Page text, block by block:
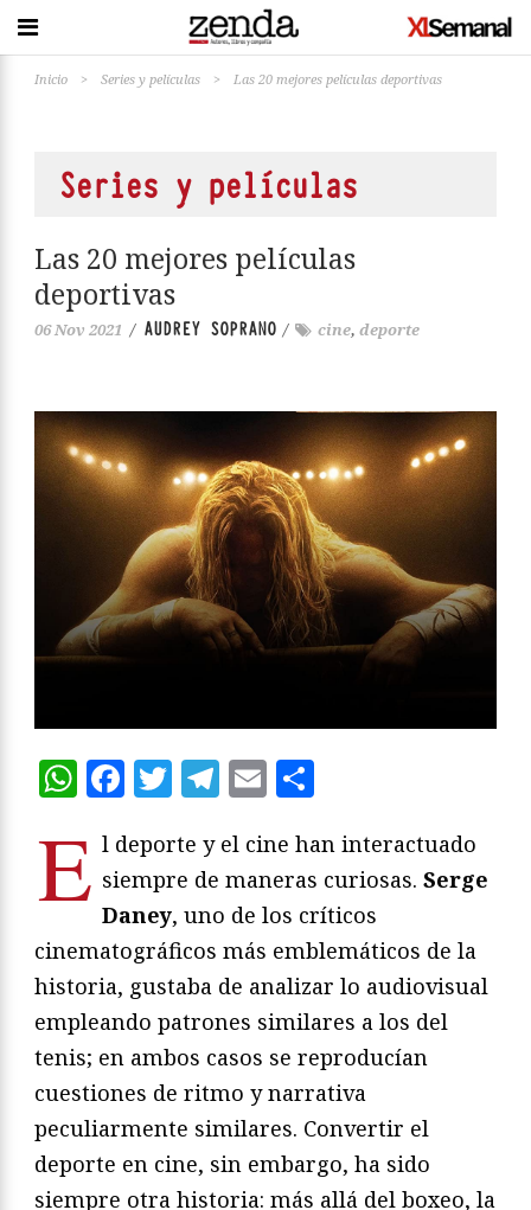
Inicio > Series y películas > Las 20 mejores películas deportivas
Series y películas
Las 20 mejores películas
deportivas
06 Nov 2021 / AUDREY SOPRANO / cine, deporte
WhatsApp
Facebook
Twitter
Telegram
Email
E l deporte y el cine han interactuado
siempre de maneras curiosas. Serge
Daney, uno de los críticos
cinematográficos más emblemáticos de la
historia, gustaba de analizar lo audiovisual
empleando patrones similares a los del
tenis; en ambos casos se reproducían
cuestiones de ritmo y narrativa
peculiarmente similares. Convertir el
deporte en cine, sin embargo, ha sido
siempre otra historia: más allá del boxeo, la